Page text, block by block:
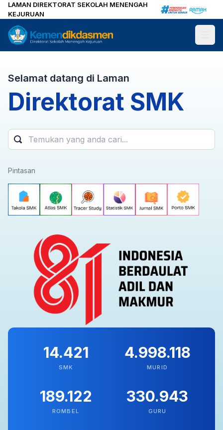
LAMAN DIREKTORAT SEKOLAH MENENGAH
KEJURUAN
Selamat datang di Laman
Direktorat SMK
Pintasan
14.421
SMK
4.998.118
MURID
189.122
ROMBEL
330.943
GURU